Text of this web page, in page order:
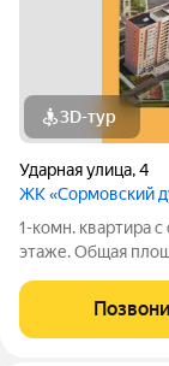
3D-тур
Ударная улица,4
ЖК «Сормовский
1-комн. квартира
этаже. Общая
одну сторону. В
санузел. Высота